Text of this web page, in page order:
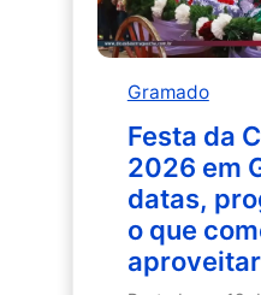
o
sem
caro
Gramado
Festa da
2026 em
datas,
o que